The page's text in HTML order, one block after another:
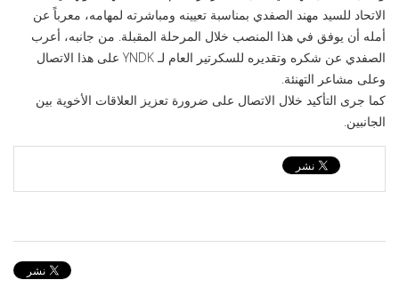
الاتحاد للسيد مهند الصفدي بمناسبة تعیینه ومباشرته لمهامه، معرباً عن
أمله أن يوفق في هذا المنصب خلال المرحلة المقبلة. من جانبه، أعرب
الصفدي عن شكره وتقديره للسكرتیر العام لـ YNDK على هذا الاتصال
وعلى مشاعر التهنئة.
كما جرى التأكيد خلال الاتصال على ضرورة تعزيز العلاقات الأخوية بين
الجانبين.